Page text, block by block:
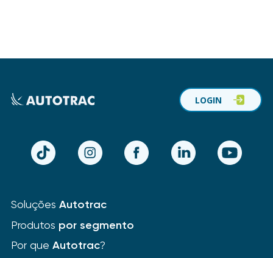
TikTok Instagram Facebook LinkedIn YouTube
LOGIN
Soluções Autotrac
Produtos por segmento
Por que Autotrac?